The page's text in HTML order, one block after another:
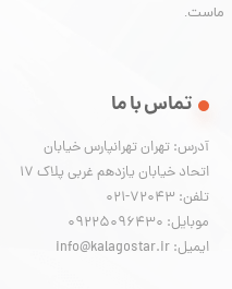
ماست.
تماس با ما
آدرس: تهران تهرانپارس خیابان
اتحاد خیابان یازدهم غربی پلاک ۱۷
تلفن: 72043-021
موبایل: 09225096430
ایمیل: info@kalagostar.ir